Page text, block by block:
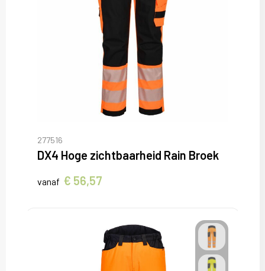
277516
DX4 Hoge zichtbaarheid Rain Broek
vanaf € 56,57